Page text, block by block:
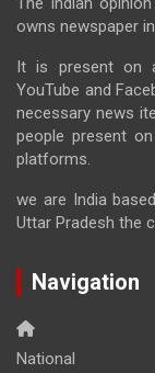
owns newspaper
It is present on
YouTube and
necessary news
people present
platforms.
we are India
Uttar Pradesh the
Navigation
National